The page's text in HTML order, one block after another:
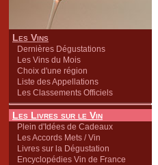
Les Vins
Dernières Dégustations
Les Vins du Mois
Choix d'une région
Liste des Appellations
Les Classements Officiels
Les Livres sur le Vin
Plein d'Idées de Cadeaux
Les Accords Mets / Vin
Livres sur la Dégustation
Encyclopédies Vin de France